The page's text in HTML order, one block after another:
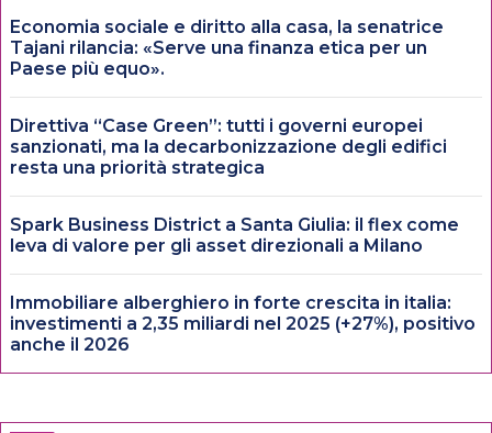
Economia sociale e diritto alla casa, la senatrice
Tajani rilancia: «Serve una finanza etica per un
Paese più equo».
Direttiva “Case Green”: tutti i governi europei
sanzionati, ma la decarbonizzazione degli edifici
resta una priorità strategica
Spark Business District a Santa Giulia: il flex come
leva di valore per gli asset direzionali a Milano
Immobiliare alberghiero in forte crescita in italia:
investimenti a 2,35 miliardi nel 2025 (+27%), positivo
anche il 2026